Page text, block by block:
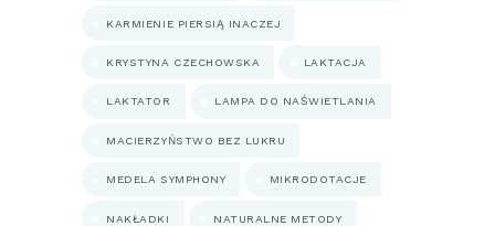
KARMIENIE PIERSIĄ INACZEJ
KRYSTYNA CZECHOWSKA LAKTACJA
LAKTATOR LAMPA DO NAŚWIETLANIA
MACIERZYŃSTWO BEZ LUKRU
MEDELA SYMPHONY MIKRODOTACJE
NAKŁADKI NATURALNE METODY